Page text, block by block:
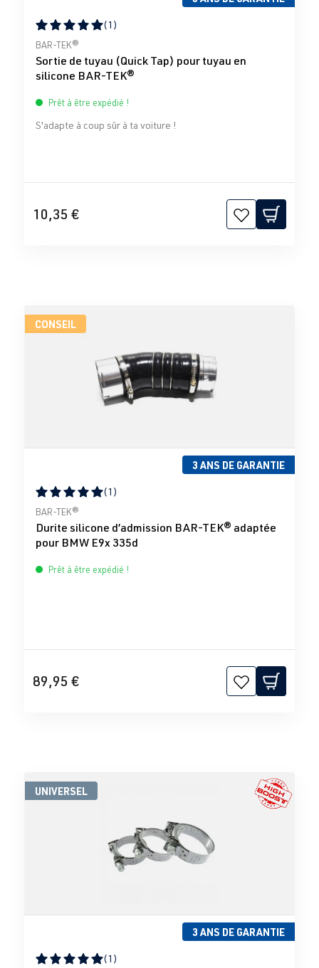
Note moyenne de 5 sur 5 étoiles
(1)
BAR-TEK®
Sortie de tuyau (Quick Tap) pour tuyau en
silicone BAR-TEK®
Prêt à être expédié !
S'adapte à coup sûr à ta voiture !
10,35 €
CONSEIL
3 ANS DE GARANTIE
Note moyenne de 5 sur 5 étoiles
(1)
BAR-TEK®
Durite silicone d’admission BAR-TEK® adaptée
pour BMW E9x 335d
Prêt à être expédié !
89,95 €
UNIVERSEL
3 ANS DE GARANTIE
(1)